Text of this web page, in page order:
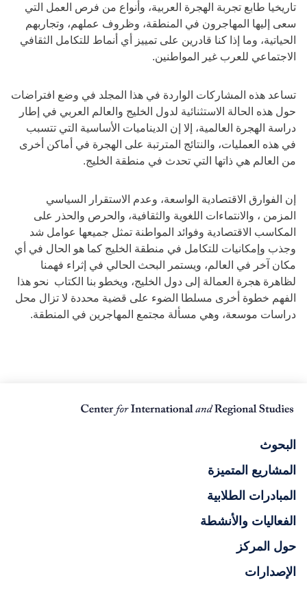
تاريخيا طابع تجربة الهجرة العربية، وأنواع من فرص العمل التي
سعى إليها المهاجرون في المنطقة، وظروف عملهم، وتجاربهم
الحياتية، وما إذا كنا قادرين على تمييز أي أنماط للتكامل الثقافي
الاجتماعي للعرب غير المواطنين.
تساعد هذه المشاركات الواردة في هذا المجلد في وضع افتراضات
حول هذه الحالة الاستثنائية لدول الخليج والعالم العربي في إطار
دراسة الهجرة العالمية، إلا إن الديناميات الأساسية التي تتسبب
في هذه العمليات، والنتائج المترتبة على الهجرة في أماكن أخرى
من العالم هي ذاتها التي تحدث في منطقة الخليج.
إن الفوارق الاقتصادية الواسعة، وعدم الاستقرار السياسي
المزمن ، والانتماءات اللغوية والثقافية، والحرص والحذر على
المكاسب الاقتصادية وفوائد المواطنة تمثل جميعها عوامل شد
وجذب وإمكانيات للتكامل في منطقة الخليج كما هو الحال في أي
مكان آخر في العالم، ويستمر البحث الحالي في إثراء فهمنا
لظاهرة هجرة العمالة إلى دول الخليج، ويخطو بنا الكتاب نحو هذا
الفهم خطوة أخرى مسلطا الضوء على قضية محددة لا تزال محل
دراسات موسعة، وهي مسألة مجتمع المهاجرين في المنطقة.
البحوث
المشاريع المتميزة
المبادرات الطلابية
الفعاليات والأنشطة
حول المركز
الإصدارات